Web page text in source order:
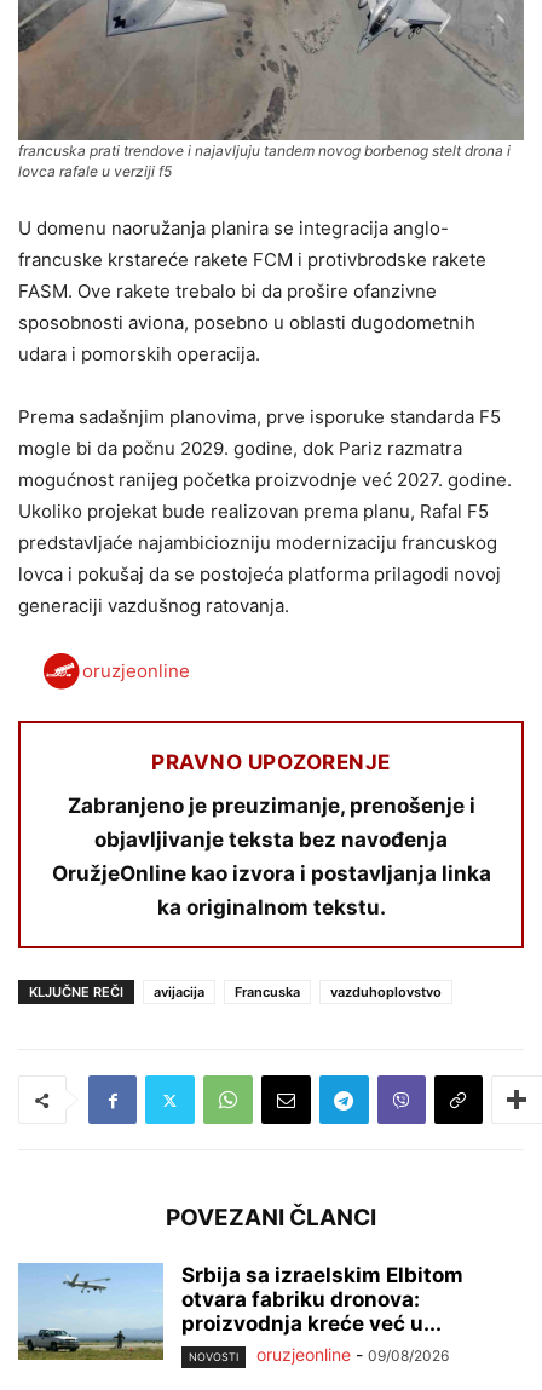
francuska prati trendove i najavljuju tandem novog borbenog stelt drona i
lovca rafale u verziji f5
U domenu naoružanja planira se integracija anglo-
francuske krstareće rakete FCM i protivbrodske rakete
FASM. Ove rakete trebalo bi da prošire ofanzivne
sposobnosti aviona, posebno u oblasti dugodometnih
udara i pomorskih operacija.
Prema sadašnjim planovima, prve isporuke standarda F5
mogle bi da počnu 2029. godine, dok Pariz razmatra
mogućnost ranijeg početka proizvodnje već 2027. godine.
Ukoliko projekat bude realizovan prema planu, Rafal F5
predstavljaće najambiciozniju modernizaciju francuskog
lovca i pokušaj da se postojeća platforma prilagodi novoj
generaciji vazdušnog ratovanja.
oruzjeonline
PRAVNO UPOZORENJE
Zabranjeno je preuzimanje, prenošenje i
objavljivanje teksta bez navođenja
OružjeOnline kao izvora i postavljanja linka
ka originalnom tekstu.
KLJUČNE REČI avijacija Francuska vazduhoplovstvo
POVEZANI ČLANCI
Srbija sa izraelskim Elbitom
otvara fabriku dronova:
proizvodnja kreće već u...
NOVOSTI oruzjeonline - 09/08/2026